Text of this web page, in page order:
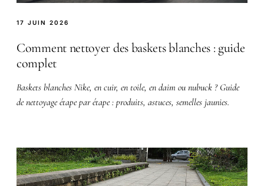
17 JUIN 2026
Comment nettoyer des baskets blanches : guide
complet
Baskets blanches Nike, en cuir, en toile, en daim ou nubuck ? Guide
de nettoyage étape par étape : produits, astuces, semelles jaunies.